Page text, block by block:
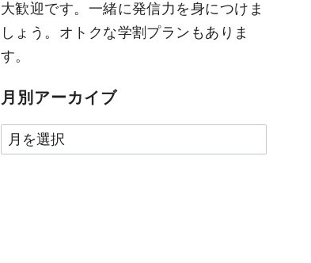
大歓迎です。一緒に発信力を身につけま
しょう。オトクな学割プランもありま
す。
月別アーカイブ
月
別